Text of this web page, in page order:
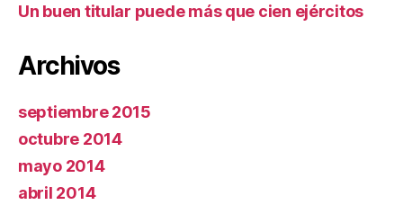
Un buen titular puede más que cien ejércitos
Archivos
septiembre 2015
octubre 2014
mayo 2014
abril 2014